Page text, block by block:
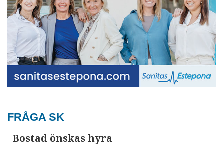
FRÅGA SK
Bostad önskas hyra